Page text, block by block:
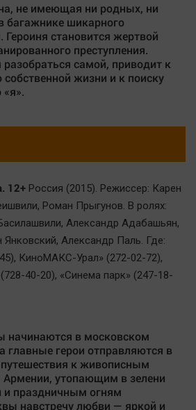
не имеющая ни родных, ни
багажнике шикарного
Героиня становится жертвой
преступления.
самой, приводит к
жизни и к поиску
«я».
12+ Россия (2015). Режиссер: Карен
Роман Прыгунов. В ролях:
Александр Адабашьян,
Александр Паль. Где:
КиноМАКС-Урал» (272-02-72),
40-20), «Синема парк» (247-18-
начинаются в московском
главные герои отправляются в
к живописным
утопающим в зелени
и праздничным огням
навстречу любви — яркой и